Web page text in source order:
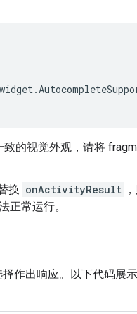
的视觉外观，请将
换 onActivityResult
正常运行。
作出响应。以下代码展